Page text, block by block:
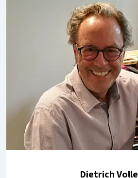
Dietrich Volle